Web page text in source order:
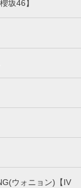
坂46】
ウォニョン)【IV